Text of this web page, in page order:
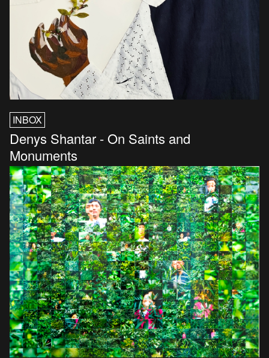
INBOX
Denys Shantar - On Saints and
Monuments